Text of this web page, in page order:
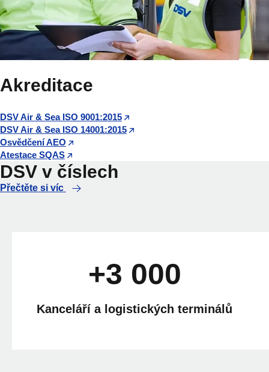
Akreditace
DSV Air & Sea ISO 9001:2015
DSV Air & Sea ISO 14001:2015
Osvědčení AEO
Atestace SQAS
DSV v číslech
Přečtěte si víc
+3 000
Kanceláří a logistických terminálů